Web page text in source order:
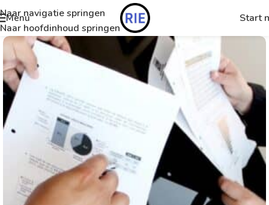
Naar navigatie springen
Naar hoofdinhoud springen
Menu Start